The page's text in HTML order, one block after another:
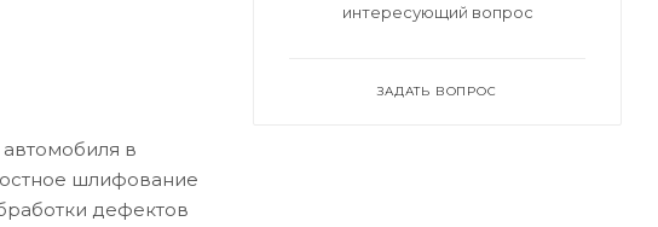
в
шлифование
дефектов
интересующий вопрос
ЗАДАТЬ ВОПРОС